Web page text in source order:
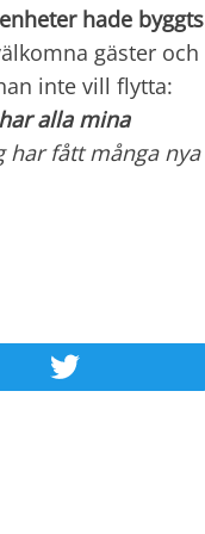
hade byggts
gäster och
inte vill flytta:
alla mina
har fått många nya